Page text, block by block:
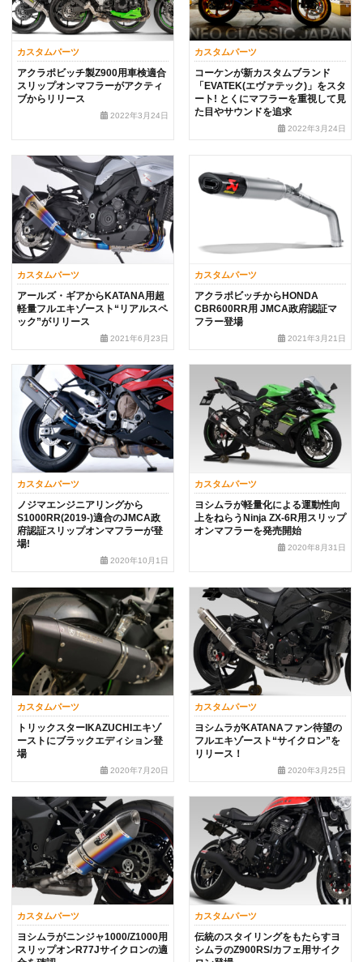
カスタムパーツ
アクラポビッチ製Z900用車検適合
スリップオンマフラーがアクティ
ブからリリース
2022年3月24日
カスタムパーツ
コーケンが新カスタムブランド
「EVATEK(エヴァテック)」をスタ
ート! とくにマフラーを重視して見
た目やサウンドを追求
2022年3月24日
カスタムパーツ
アールズ・ギアからKATANA用超
軽量フルエキゾースト“リアルスペ
ック”がリリース
2021年6月23日
カスタムパーツ
アクラポビッチからHONDA
CBR600RR用 JMCA政府認証マ
フラー登場
2021年3月21日
カスタムパーツ
ノジマエンジニアリングから
S1000RR(2019-)適合のJMCA政
府認証スリップオンマフラーが登
場!
2020年10月1日
カスタムパーツ
ヨシムラが軽量化による運動性向
上をねらうNinja ZX-6R用スリップ
オンマフラーを発売開始
2020年8月31日
カスタムパーツ
トリックスターIKAZUCHIエキゾ
ーストにブラックエディション登
場
2020年7月20日
カスタムパーツ
ヨシムラがKATANAファン待望の
フルエキゾースト“サイクロン”を
リリース！
2020年3月25日
カスタムパーツ
ヨシムラがニンジャ1000/Z1000用
スリップオンR77Jサイクロンの適
カスタムパーツ
伝統のスタイリングをもたらすヨ
シムラのZ900RS/カフェ用サイク